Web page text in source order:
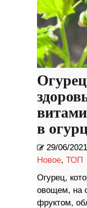
в
29/06/2021
Новое, ТОП
Огурец,
овощем, на
фруктом,